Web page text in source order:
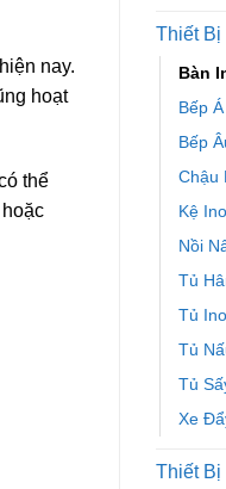
Thiết Bị
Bàn
Bếp
Bếp
Chậu
Kệ
Nồi
Tủ
Tủ
Tủ
Tủ
Xe
Thiết Bị
nay.
hoạt
thể